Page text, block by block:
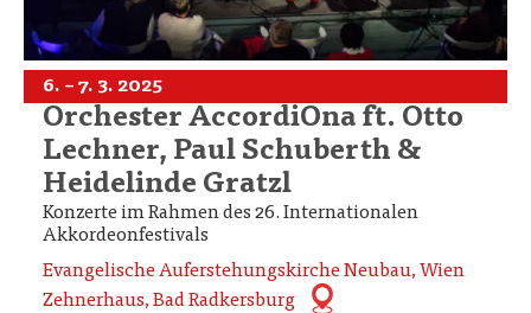
6. – 7. 3. 2025
Orchester AccordiOna ft. Otto
Lechner, Paul Schuberth &
Heidelinde Gratzl
Konzerte im Rahmen des 26. Internationalen
Akkordeonfestivals
Evangelische Auferstehungskirche Neubau, Wien
Zehnerhaus, Bad Radkersburg